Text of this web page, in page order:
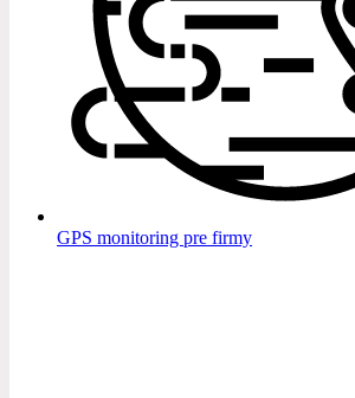
GPS monitoring pre firmy